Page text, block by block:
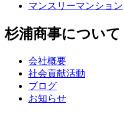
マンスリーマンション
杉浦商事について
会社概要
社会貢献活動
ブログ
お知らせ